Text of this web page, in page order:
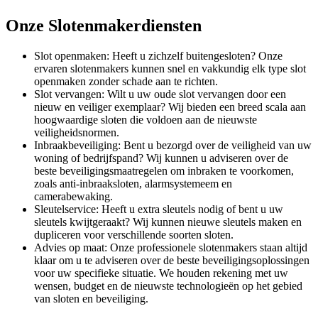
Onze Slotenmakerdiensten
Slot openmaken: Heeft u zichzelf buitengesloten? Onze
ervaren slotenmakers kunnen snel en vakkundig elk type slot
openmaken zonder schade aan te richten.
Slot vervangen: Wilt u uw oude slot vervangen door een
nieuw en veiliger exemplaar? Wij bieden een breed scala aan
hoogwaardige sloten die voldoen aan de nieuwste
veiligheidsnormen.
Inbraakbeveiliging: Bent u bezorgd over de veiligheid van uw
woning of bedrijfspand? Wij kunnen u adviseren over de
beste beveiligingsmaatregelen om inbraken te voorkomen,
zoals anti-inbraaksloten, alarmsystemeem en
camerabewaking.
Sleutelservice: Heeft u extra sleutels nodig of bent u uw
sleutels kwijtgeraakt? Wij kunnen nieuwe sleutels maken en
dupliceren voor verschillende soorten sloten.
Advies op maat: Onze professionele slotenmakers staan altijd
klaar om u te adviseren over de beste beveiligingsoplossingen
voor uw specifieke situatie. We houden rekening met uw
wensen, budget en de nieuwste technologieën op het gebied
van sloten en beveiliging.